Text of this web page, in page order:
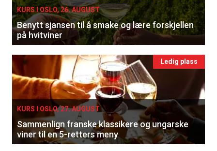
KURS I OSLO, 26. AUGUST
Benytt sjansen til å smake og lære forskjellen
på hvitviner
Ledig plass
KURS I OSLO, 27. AUGUST
Sammenlign franske klassikere og ungarske
viner til en 5-retters meny